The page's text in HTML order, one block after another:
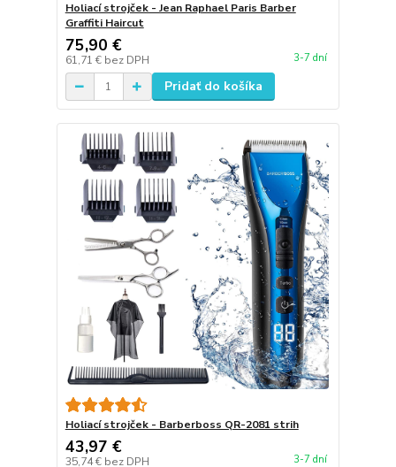
Holiací strojček - Jean Raphael Paris Barber
Graffiti Haircut
75,90 €
61,71 € bez DPH 3-7 dní
Pridať do košíka
Holiací strojček - Barberboss QR-2081 strih
43,97 €
35,74 € bez DPH 3-7 dní